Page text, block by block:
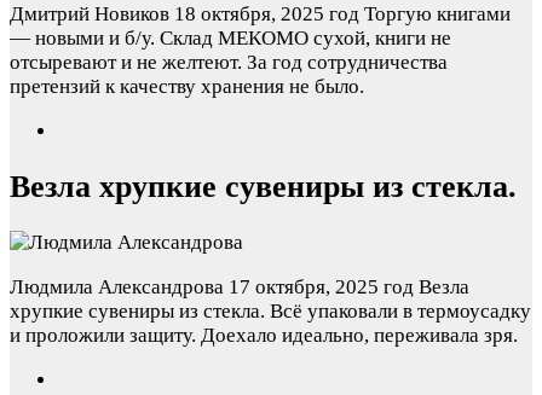
Дмитрий Новиков 18 октября, 2025 год Торгую книгами
— новыми и б/у. Склад МЕКОМО сухой, книги не
отсыревают и не желтеют. За год сотрудничества
претензий к качеству хранения не было.
Везла хрупкие сувениры из стекла.
Людмила Александрова 17 октября, 2025 год Везла
хрупкие сувениры из стекла. Всё упаковали в термоусадку
и проложили защиту. Доехало идеально, переживала зря.